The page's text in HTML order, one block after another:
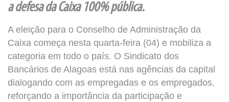
a defesa da Caixa 100% pública.
A eleição para o Conselho de Administração da
Caixa começa nesta quarta-feira (04) e mobiliza a
categoria em todo o país. O Sindicato dos
Bancários de Alagoas está nas agências da capital
dialogando com as empregadas e os empregados,
reforçando a importância da participação e